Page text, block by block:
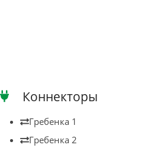
Коннекторы
Гребенка 1
Гребенка 2